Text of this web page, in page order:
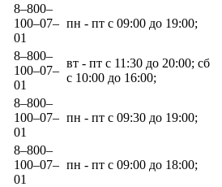
8‒800‒
100‒07‒
01
пн - пт с 09:00 до 19:00;
8‒800‒
100‒07‒
01
вт - пт с 11:30 до 20:00; сб
с 10:00 до 16:00;
8‒800‒
100‒07‒
01
пн - пт с 09:30 до 19:00;
8‒800‒
100‒07‒
01
пн - пт с 09:00 до 18:00;